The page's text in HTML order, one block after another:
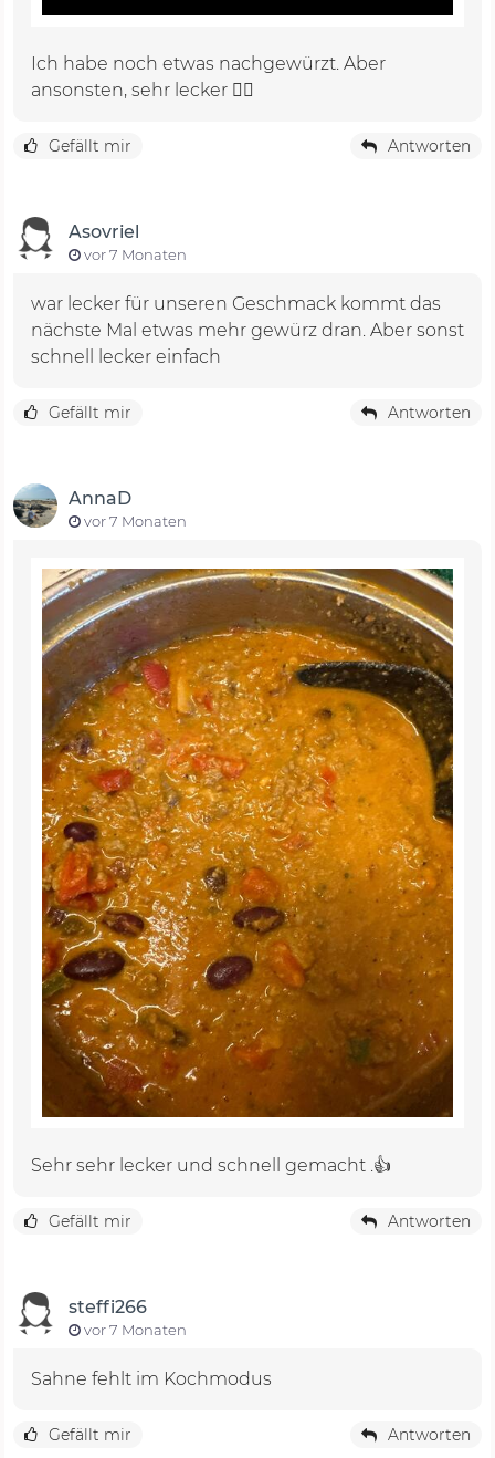
Ich habe noch etwas nachgewürzt. Aber
ansonsten, sehr lecker 👌🏼
Gefällt mir Antworten
Asovriel
vor 7 Monaten
war lecker für unseren Geschmack kommt das
nächste Mal etwas mehr gewürz dran. Aber sonst
schnell lecker einfach
Gefällt mir Antworten
AnnaD
vor 7 Monaten
Sehr sehr lecker und schnell gemacht .👍
Gefällt mir Antworten
steffi266
vor 7 Monaten
Sahne fehlt im Kochmodus
Gefällt mir Antworten